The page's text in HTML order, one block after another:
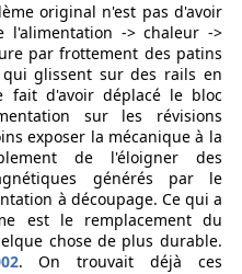
original n'est pas d'avoir
l'alimentation -> chaleur ->
par frottement des patins
glissent sur des rails en
fait d'avoir déplacé le bloc
sur les révisions
exposer la mécanique à la
de l'éloigner des
générés par le
à découpage. Ce qui a
est le remplacement du
chose de plus durable.
. On trouvait déjà ces